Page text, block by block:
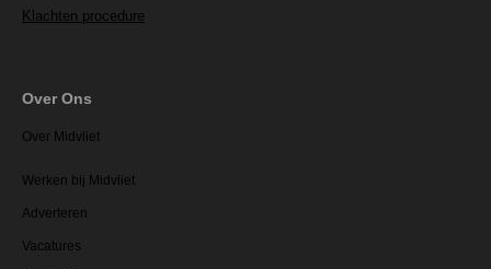
Klachten procedure
Over Ons
Over Midvliet
Werken bij Midvliet
Adverteren
Vacatures